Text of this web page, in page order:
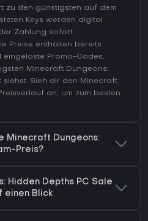
zu den günstigsten auf dem
Keys werden digital
Zahlung sofort
Preise enthalten bereits
Promo-Codes,
Minecraft Dungeons:
siehst. Sieh dir den Minecraft
an, um zum besten
Minecraft Dungeons:
Preis?
Hidden Depths PC Sale
einen Blick